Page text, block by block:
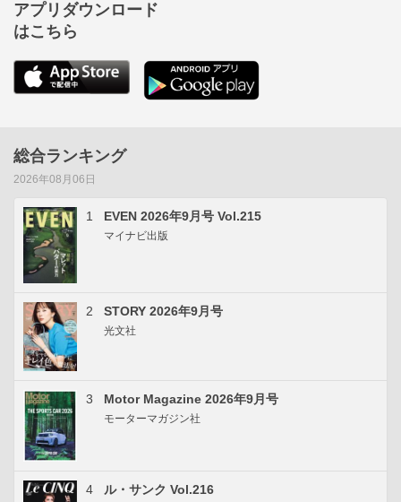
アプリダウンロード
はこちら
総合ランキング
2026年08月06日
1 EVEN 2026年9月号 Vol.215
マイナビ出版
2 STORY 2026年9月号
光文社
3 Motor Magazine 2026年9月号
モーターマガジン社
4 ル・サンク Vol.216